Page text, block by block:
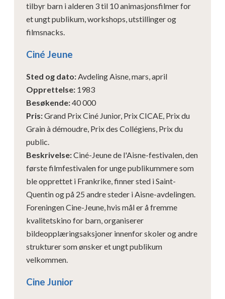
tilbyr barn i alderen 3 til 10 animasjonsfilmer for
et ungt publikum, workshops, utstillinger og
filmsnacks.
Ciné Jeune
Sted og dato: Avdeling Aisne, mars, april
Opprettelse: 1983
Besøkende:40 000
Pris:Grand Prix Ciné Junior, Prix CICAE, Prix du
Grain à démoudre, Prix des Collégiens, Prix du
public.
Beskrivelse:Ciné-Jeune de l'Aisne-festivalen, den
første filmfestivalen for unge publikummere som
ble opprettet i Frankrike, finner sted i Saint-
Quentin og på 25 andre steder i Aisne-avdelingen.
Foreningen Cine-Jeune, hvis mål er å fremme
kvalitetskino for barn, organiserer
bildeopplæringsaksjoner innenfor skoler og andre
strukturer som ønsker et ungt publikum
velkommen.
Cine Junior